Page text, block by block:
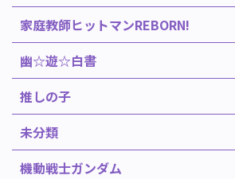
家庭教師ヒットマンREBORN!
幽☆遊☆白書
推しの子
未分類
機動戦士ガンダム